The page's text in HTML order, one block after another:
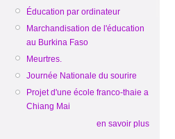
Éducation par ordinateur
Marchandisation de l'éducation
au Burkina Faso
Meurtres.
Journée Nationale du sourire
Projet d'une école franco-thaie a
Chiang Mai
en savoir plus